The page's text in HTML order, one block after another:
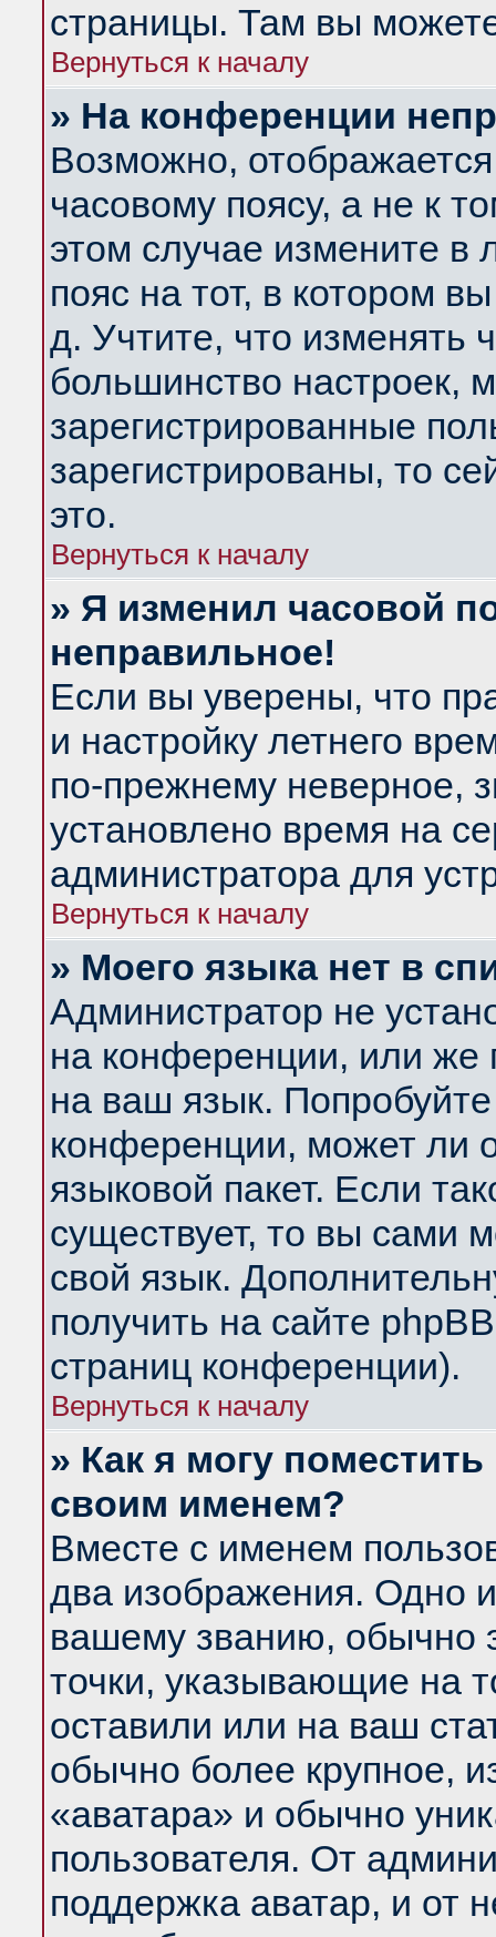
страницы. Там вы
Вернуться к началу
» На конференции
Возможно,
часовому поясу, а не к
этом случае измените в
пояс на тот, в котором
д. Учтите, что изменять
большинство настроек,
зарегистрированные
зарегистрированы, то
это.
Вернуться к началу
» Я изменил часовой
неправильное!
Если вы уверены, что
и настройку летнего
по-прежнему неверное,
установлено время на
администратора для
Вернуться к началу
» Моего языка нет в
Администратор не
на конференции, или же
на ваш язык.
конференции, может ли
языковой пакет. Если
существует, то вы сами
свой язык.
получить на сайте
страниц конференции).
Вернуться к началу
» Как я могу
своим именем?
Вместе с именем
два изображения. Одно
вашему званию, обычно
точки, указывающие на
оставили или на ваш
обычно более крупное,
«аватара» и обычно
пользователя. От
поддержка аватар, и от